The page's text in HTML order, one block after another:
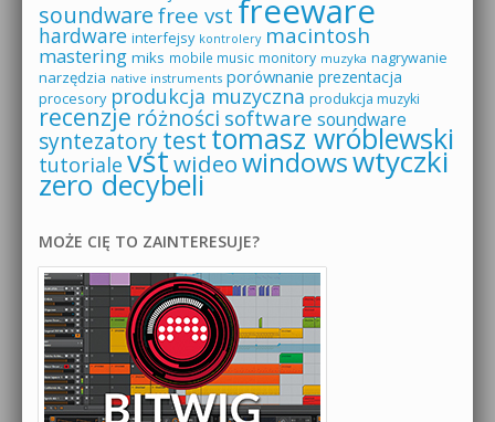
soundware free vst freeware
hardware interfejsy kontrolery macintosh
mastering miks mobile music monitory muzyka nagrywanie
narzędzia native instruments porównanie prezentacja
procesory produkcja muzyczna produkcja muzyki
recenzje różności software soundware
syntezatorytesttomasz wróblewski
tutoriale vstwideowindowswtyczki
zero decybeli
MOŻE CIĘ TO ZAINTERESUJE?